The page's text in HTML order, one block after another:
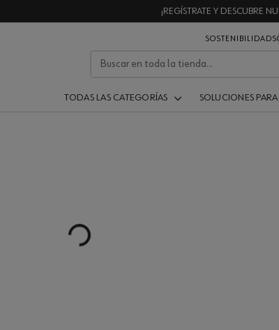
¡REGÍSTRATE Y DESCUBRE
SOSTENIBILIDAD
TODAS LAS CATEGORÍAS SOLUCIONES PARA
Loading...